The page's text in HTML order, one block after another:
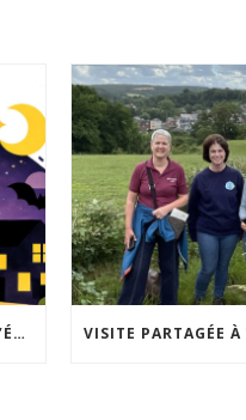
ACCEPTABILITÉ SOCIALE DE L’ÉCLAIRAGE NOCTURNE : LE REPLAY EST DISPONIBLE